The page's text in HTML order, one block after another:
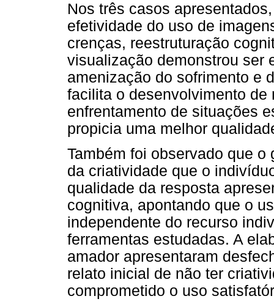
Nos três casos
efetividade do uso de
crenças, reestruturação
visualização demonstrou ser
amenização do sofrimento e
facilita o desenvolvimento de
enfrentamento de situações
propicia uma melhor
Também foi observado que
da criatividade que o
qualidade da resposta
cognitiva, apontando que o
independente do recurso
ferramentas estudadas. A
amador apresentaram
relato inicial de não ter
comprometido o uso